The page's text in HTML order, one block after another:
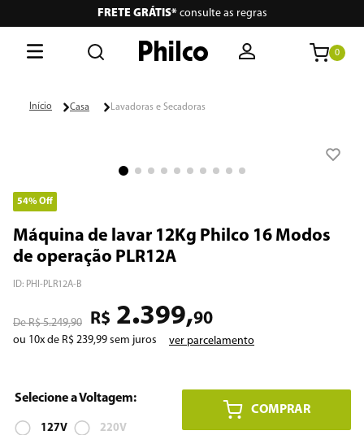
FRETE GRÁTIS*consulte as regras
0
Casa Lavadoras e Secadoras
54%Off
Máquina de lavar 12Kg Philco 16 Modos
de operação PLR12A
ID: PHI-PLR12A-B
R$ 5.249,90 R$ 2.399,90
ou 10x de R$ 239,99 sem juros ver parcelamento
127V 220V
COMPRAR
2º philco
3º portátil
4º vertical
6º aspiradores
8º 12000
9º geladeira